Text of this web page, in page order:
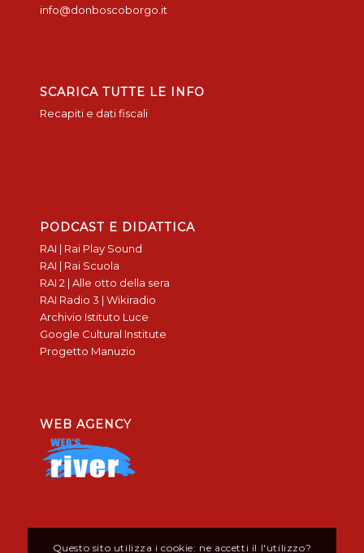
info@donboscoborgo.it
SCARICA TUTTE LE INFO
Recapiti e dati fiscali
PODCAST E DIDATTICA
RAI | Rai Play Sound
RAI | Rai Scuola
RAI 2 | Alle otto della sera
RAI Radio 3 | Wikiradio
Archivio Istituto Luce
Google Cultural Institute
Progetto Manuzio
WEB AGENCY
Questo sito utilizza i cookie: ne accetti il l'utilizzo?